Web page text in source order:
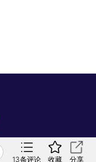
13条评论 收藏 分享